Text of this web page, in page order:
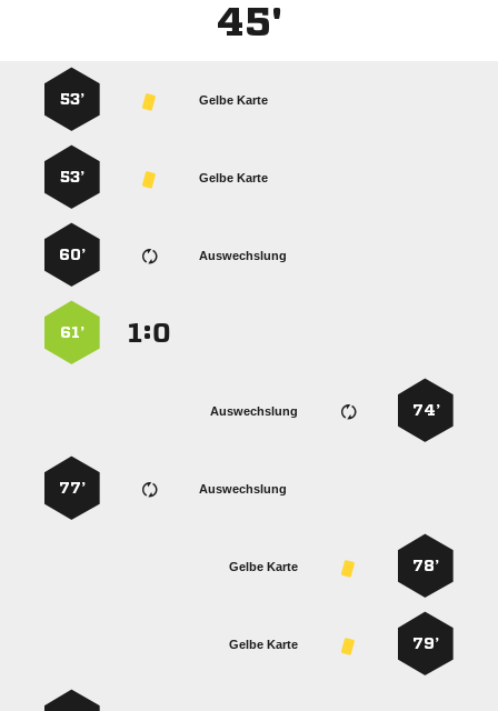
45'
Gelbe Karte
53’
Gelbe Karte
53’
Auswechslung
60’
:
61’
74’
Auswechslung
Auswechslung
77’
78’
Gelbe Karte
79’
Gelbe Karte